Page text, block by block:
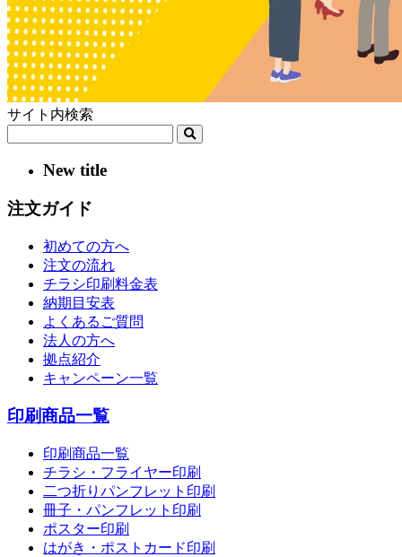
サイト内検索
New title
注文ガイド
初めての方へ
注文の流れ
チラシ印刷料金表
納期目安表
よくあるご質問
法人の方へ
拠点紹介
キャンペーン一覧
印刷商品一覧
印刷商品一覧
チラシ・フライヤー印刷
二つ折りパンフレット印刷
冊子・パンフレット印刷
ポスター印刷
はがき・ポストカード印刷